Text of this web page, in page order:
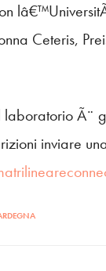
Ceteris,
Ã¨
inviare